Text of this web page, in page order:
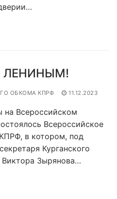
ЛЕНИНЫМ!
ОБКОМА КПРФ 11.12.2023
на Всероссийском
Всероссийское
в котором, под
Курганского
Зырянова…